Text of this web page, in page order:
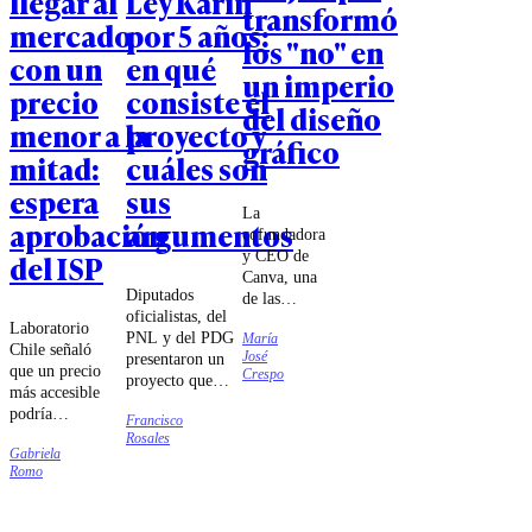
mercado
con un
precio
menor a la
mitad:
espera
aprobación
del ISP
Laboratorio
Chile señaló
que un precio
más accesible
podría
futuras
conversaciones
Gabriela
Romo
por 5 años:
en qué
consiste el
proyecto y
cuáles son
sus
argumentos
Diputados
oficialistas, del
PNL y del PDG
presentaron un
proyecto que
transitoriamente
los efectos de la
Francisco
Rosales
transformó
los "no" en
un imperio
del diseño
gráfico
La
cofundadora
y CEO de
Canva, una
de las
más
rentables
del mundo,
María
José
Crespo